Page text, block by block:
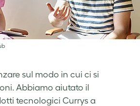
sul modo in cui ci si
Abbiamo aiutato il
tecnologici Currys a